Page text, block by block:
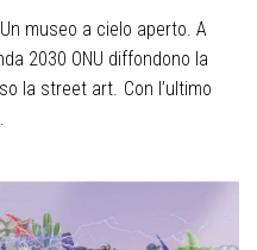
museo a cielo aperto. A
2030 ONU diffondono la
la street art. Con l’ultimo